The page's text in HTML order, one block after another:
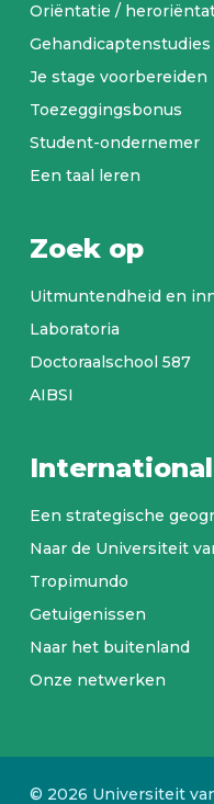
Oriëntatie /
Gehandicaptenstudies
Je stage voorbereiden
Toezeggingsbonus
Student-ondernemer
Een taal leren
Zoek op
Uitmuntendheid en
Laboratoria
Doctoraalschool 587
AIBSI
Een strategische
Naar de Universiteit
Tropimundo
Getuigenissen
Naar het buitenland
Onze netwerken
© 2026 Universiteit